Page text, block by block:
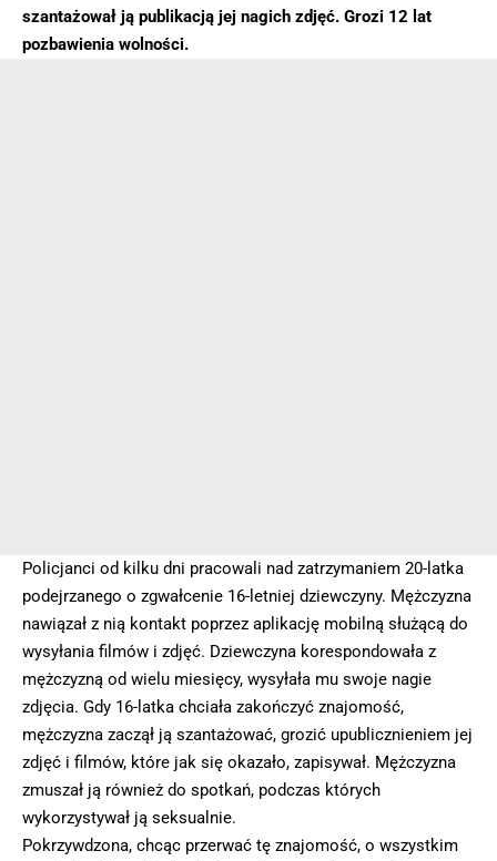
szantażował ją publikacją jej nagich zdjęć. Grozi 12 lat
pozbawienia wolności.
Policjanci od kilku dni pracowali nad zatrzymaniem 20-latka
podejrzanego o zgwałcenie 16-letniej dziewczyny. Mężczyzna
nawiązał z nią kontakt poprzez aplikację mobilną służącą do
wysyłania filmów i zdjęć. Dziewczyna korespondowała z
mężczyzną od wielu miesięcy, wysyłała mu swoje nagie
zdjęcia. Gdy 16-latka chciała zakończyć znajomość,
mężczyzna zaczął ją szantażować, grozić upublicznieniem jej
zdjęć i filmów, które jak się okazało, zapisywał. Mężczyzna
zmuszał ją również do spotkań, podczas których
wykorzystywał ją seksualnie.
Pokrzywdzona, chcąc przerwać tę znajomość, o wszystkim